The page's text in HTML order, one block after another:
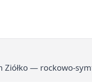
Ziółko — rockowo-